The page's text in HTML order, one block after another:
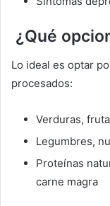
¿Qué
Lo ideal es optar
procesados:
Verduras,
Legumbres,
Proteínas
carne magra